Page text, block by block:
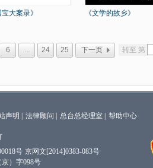
宝大案录》 《文学的故乡》
6 ... 24 25 下一页 转至 第
声明 法律顾问 总台总经理室 帮助中心
号 京网文[2014]0383-083号
）字098号